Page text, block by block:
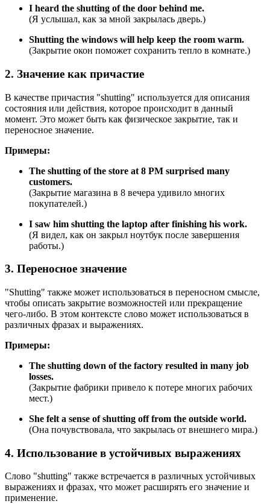
I heard the shutting of the door behind me.
(Я услышал, как за мной закрылась дверь.)
Shutting the windows will help keep the room warm.
(Закрытие окон поможет сохранить тепло в комнате.)
2. Значение как причастие
В качестве причастия "shutting" используется для описания
состояния или действия, которое происходит в данный
момент. Это может быть как физическое закрытие, так и
переносное значение.
Примеры:
The shutting of the store at 8 PM surprised many
customers.
(Закрытие магазина в 8 вечера удивило многих
покупателей.)
I saw him shutting the laptop after finishing his work.
(Я видел, как он закрыл ноутбук после завершения
работы.)
3. Переносное значение
"Shutting" также может использоваться в переносном смысле,
чтобы описать закрытие возможностей или прекращение
чего-либо. В этом контексте слово может использоваться в
различных фразах и выражениях.
Примеры:
The shutting down of the factory resulted in many job
losses.
(Закрытие фабрики привело к потере многих рабочих
мест.)
She felt a sense of shutting off from the outside world.
(Она почувствовала, что закрылась от внешнего мира.)
4. Использование в устойчивых выражениях
Слово "shutting" также встречается в различных устойчивых
выражениях и фразах, что может расширять его значение и
применение.